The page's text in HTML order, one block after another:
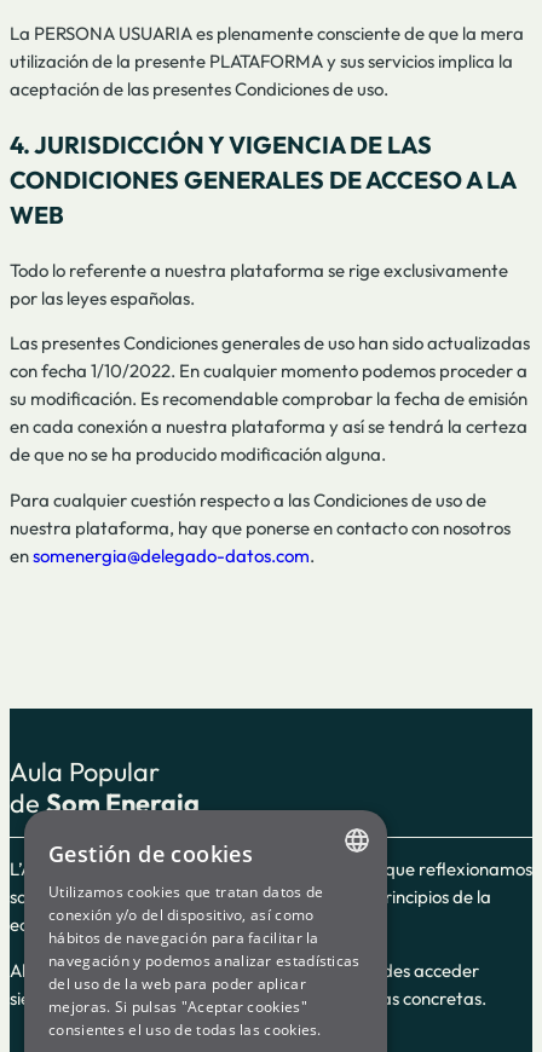
La PERSONA USUARIA es plenamente consciente de que la mera
utilización de la presente PLATAFORMA y sus servicios implica la
aceptación de las presentes Condiciones de uso.
4. JURISDICCIÓN Y VIGENCIA DE LAS
CONDICIONES GENERALES DE ACCESO A LA
WEB
Todo lo referente a nuestra plataforma se rige exclusivamente
por las leyes españolas.
Las presentes Condiciones generales de uso han sido actualizadas
con fecha 1/10/2022. En cualquier momento podemos proceder a
su modificación. Es recomendable comprobar la fecha de emisión
en cada conexión a nuestra plataforma y así se tendrá la certeza
de que no se ha producido modificación alguna.
Para cualquier cuestión respecto a las Condiciones de uso de
nuestra plataforma, hay que ponerse en contacto con nosotros
ensomenergia@delegado-datos.com.
Aula Popular
deSom Energia
L’Aula Popular es un espacio de formación en el que reflexionamos
sobre el cooperativismo y la energía según los principios de la
economía social y solidaria.
Algunos de los cursos guiados son en línea y puedes acceder
siempre, y otros son impartidos en fechas y horas concretas.
ENGLISH
SPANISH
GL
BASQUE
Gestión de cookies
Utilizamos cookies que tratan datos de
conexión y/o del dispositivo, así como
hábitos de navegación para facilitar la
navegación y podemos analizar estadísticas
del uso de la web para poder aplicar
mejoras. Si pulsas "Aceptar cookies"
consientes el uso de todas las cookies.